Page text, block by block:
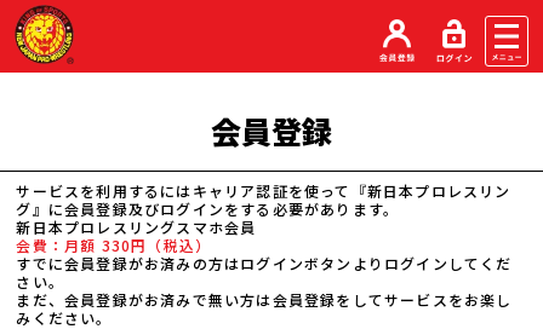
会員登録
サービスを利用するにはキャリア認証を使って『新日本プロレスリン
グ』に会員登録及びログインをする必要があります。
新日本プロレスリングスマホ会員
会費：月額 330円（税込）
すでに会員登録がお済みの方はログインボタンよりログインしてくだ
さい。
まだ、会員登録がお済みで無い方は会員登録をしてサービスをお楽し
みください。